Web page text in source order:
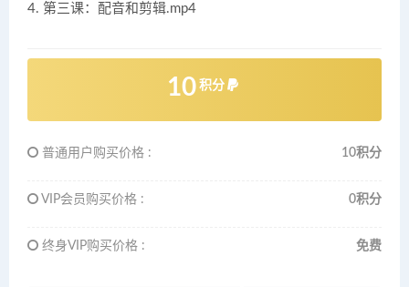
4. 第三课：配音和剪辑.mp4
10 积分
普通用户购买价格 : 10积分
VIP会员购买价格 : 0积分
终身VIP购买价格 : 免费